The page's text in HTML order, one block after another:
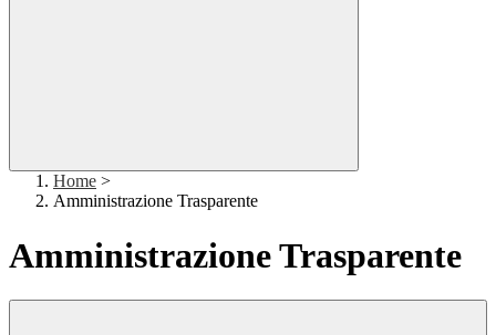
Home >
Amministrazione Trasparente
Amministrazione Trasparente